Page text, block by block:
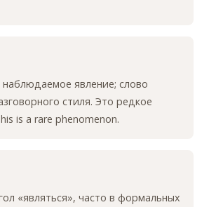
явление; слово
стиля. Это редкое
is a rare phenomenon.
«являться», часто в формальных